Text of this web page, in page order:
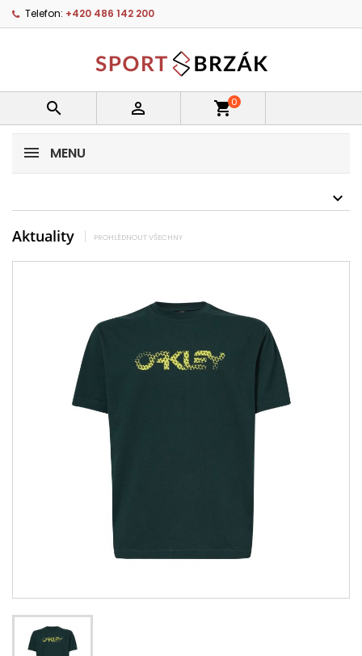
Telefon: +420 486 142 200
  shopping_cart0
MENU
Aktuality PROHLÉDNOUT VŠECHNY